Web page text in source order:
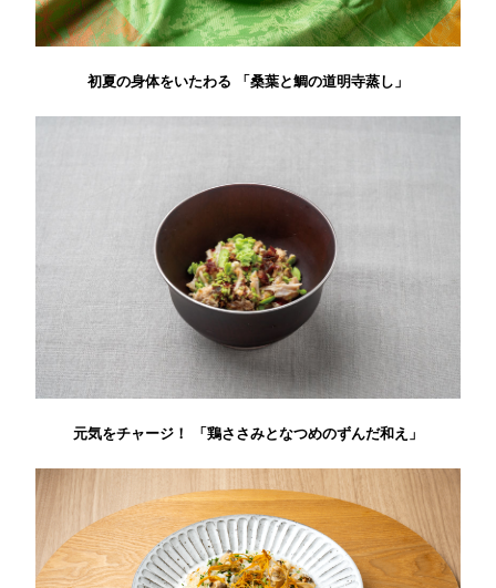
初夏の身体をいたわる 「桑葉と鯛の道明寺蒸し」
元気をチャージ！ 「鶏ささみとなつめのずんだ和え」